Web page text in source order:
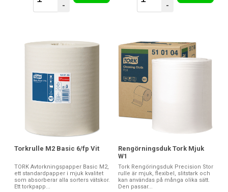
-
-
Torkrulle M2 Basic 6/fp Vit
TORK Avtorkningspapper Basic M2,
ett standardpapper i mjuk kvalitet
som absorberar alla sorters vätskor.
Ett torkpapp...
Rengörningsduk Tork Mjuk
W1
Tork Rengöringsduk Precision Stor
rulle är mjuk, flexibel, slitstark och
kan användas på många olika sätt.
Den passar...